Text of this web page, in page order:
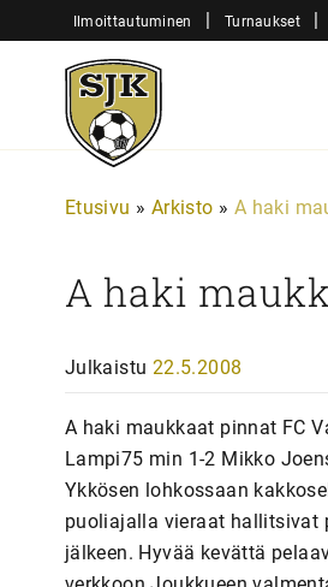
sisältöön
Ilmoittautuminen | Turnaukset |
Sjk-
Juniorit
Etusivu » Arkisto » A haki
A haki
Julkaistu 22.5.2008
A haki maukkaat pinnat FC
Lampi75 min 1-2 Mikko
Ykkösen lohkossaan
puoliajalla vieraat hallitsivat
jälkeen. Hyvää kevättä